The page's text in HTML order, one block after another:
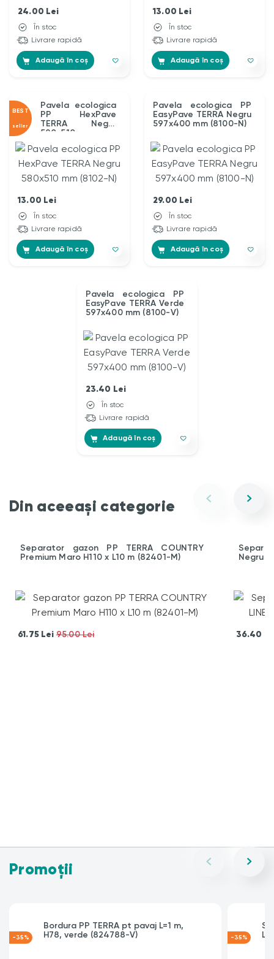
24.00 Lei
În stoc
Livrare rapidă
Adaugă în coș
13.00 Lei
În stoc
Livrare rapidă
Adaugă în coș
BEST
seller
Pavela ecologica
PP HexPave
TERRA Negru
580x510 mm
13.00 Lei
În stoc
Livrare rapidă
Adaugă în coș
Pavela ecologica PP
EasyPave TERRA Negru
597x400 mm (8100-N)
29.00 Lei
În stoc
Livrare rapidă
Adaugă în coș
Pavela ecologica PP
EasyPave TERRA Verde
597x400 mm (8100-V)
23.40 Lei
În stoc
Livrare rapidă
Adaugă în coș
Din aceeași categorie
Separator gazon PP TERRA COUNTRY
Premium Maro H110 x L10 m (82401-M)
61.75 Lei 95.00 Lei
Negru
36.40
Promoții
-35%
Bordura PP TERRA pt pavaj L=1 m,
H78, verde (824788-V)
-35%